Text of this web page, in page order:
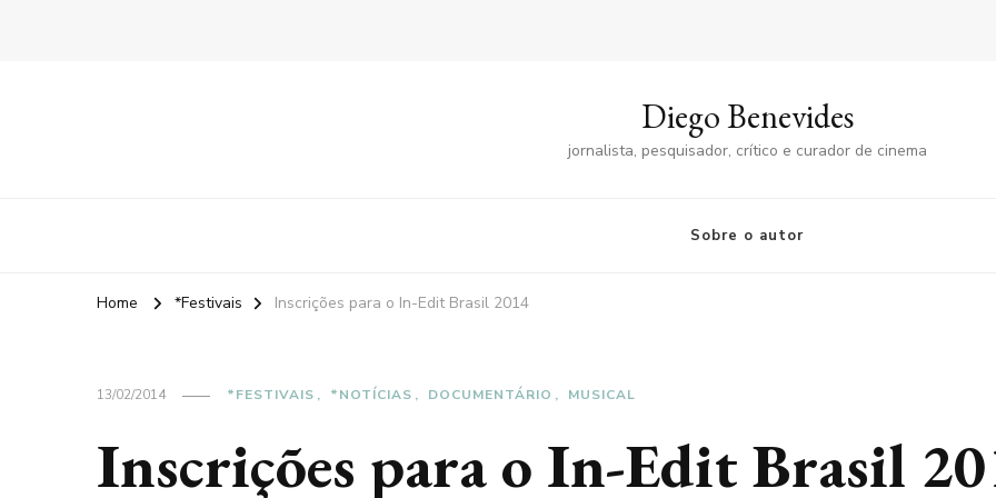
Diego Benevides
jornalista, pesquisador, crítico e curador de cinema
Sobre o autor
Home *Festivais Inscrições para o In-Edit Brasil 2014
13/02/2014 *FESTIVAIS *NOTÍCIAS DOCUMENTÁRIO MUSICAL
Inscrições para o In-Edit Brasil